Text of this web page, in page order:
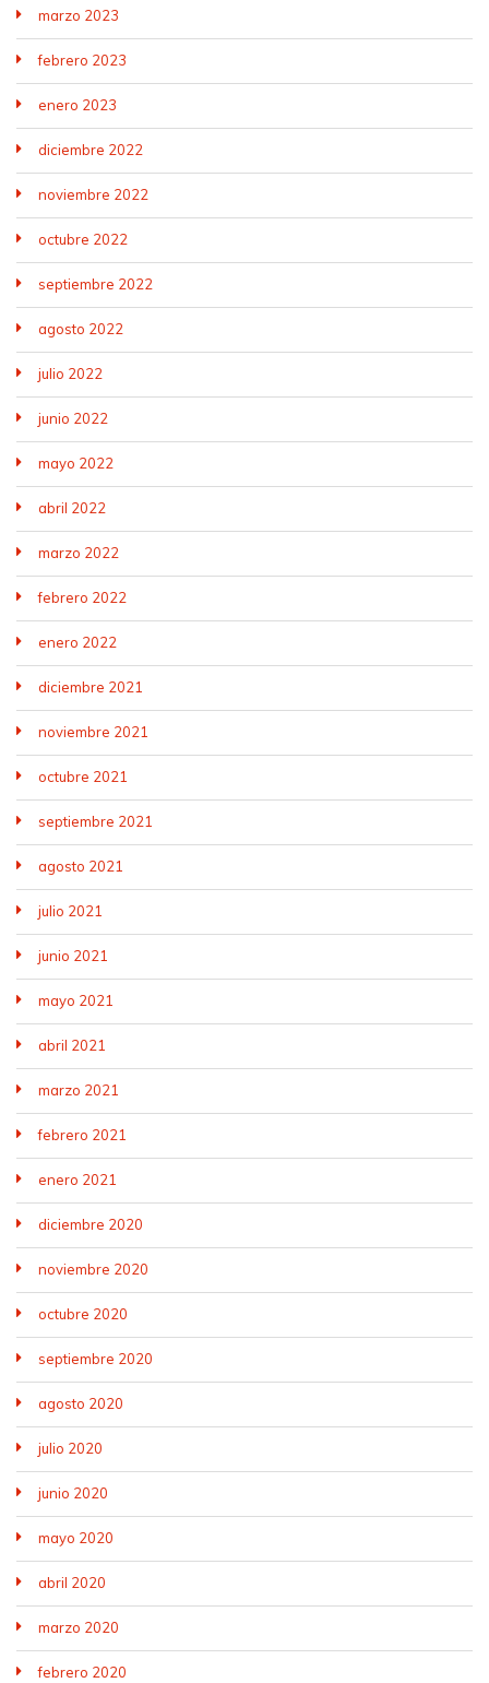
marzo 2023
febrero 2023
enero 2023
diciembre 2022
noviembre 2022
octubre 2022
septiembre 2022
agosto 2022
julio 2022
junio 2022
mayo 2022
abril 2022
marzo 2022
febrero 2022
enero 2022
diciembre 2021
noviembre 2021
octubre 2021
septiembre 2021
agosto 2021
julio 2021
junio 2021
mayo 2021
abril 2021
marzo 2021
febrero 2021
enero 2021
diciembre 2020
noviembre 2020
octubre 2020
septiembre 2020
agosto 2020
julio 2020
junio 2020
mayo 2020
abril 2020
marzo 2020
febrero 2020